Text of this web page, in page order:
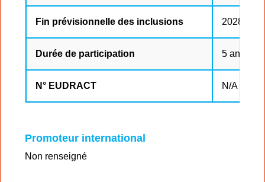
Fin prévisionnelle des inclusions 2028-06-
Durée de participation 5 ans
N° EUDRACT N/A
Promoteur international
Non renseigné